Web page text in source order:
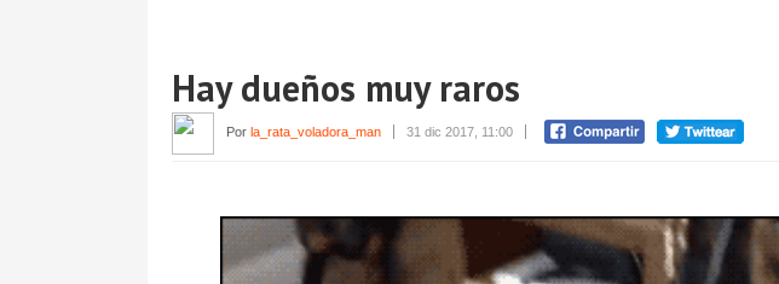
Hay dueños muy raros
Por la_rata_voladora_man 31 dic 2017, 11:00